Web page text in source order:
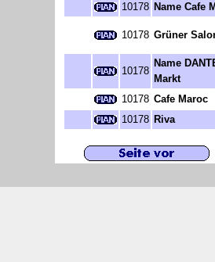
10178 Name Cafe
10178 Grüner
10178
Name
Markt
10178 Cafe Maroc
10178 Riva